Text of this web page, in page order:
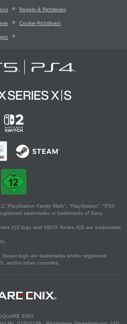
Regeln & Richtlinien
Cookie-Richtlinien
Family Mark", "PlayStation", "PS5
trademarks or trademarks of Sony
X|S logo and XBOX Series X|S are trademarks
logo are trademarks and/or registered
and/or other countries.
ENIX